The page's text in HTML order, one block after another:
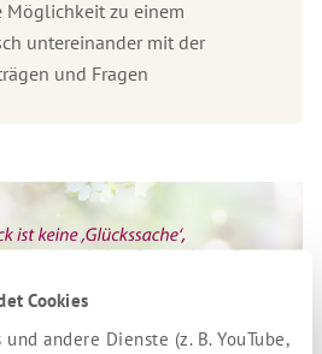
Cookies
andere Dienste (z. B. YouTube,
Möglichkeit zu einem
untereinander mit der
und Fragen